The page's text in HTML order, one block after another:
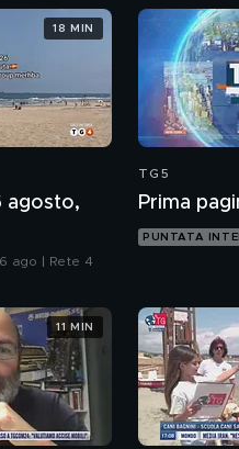
agosto,
ago | Rete 4
18 MIN
TG5
Prima
PUNTATA
11 MIN